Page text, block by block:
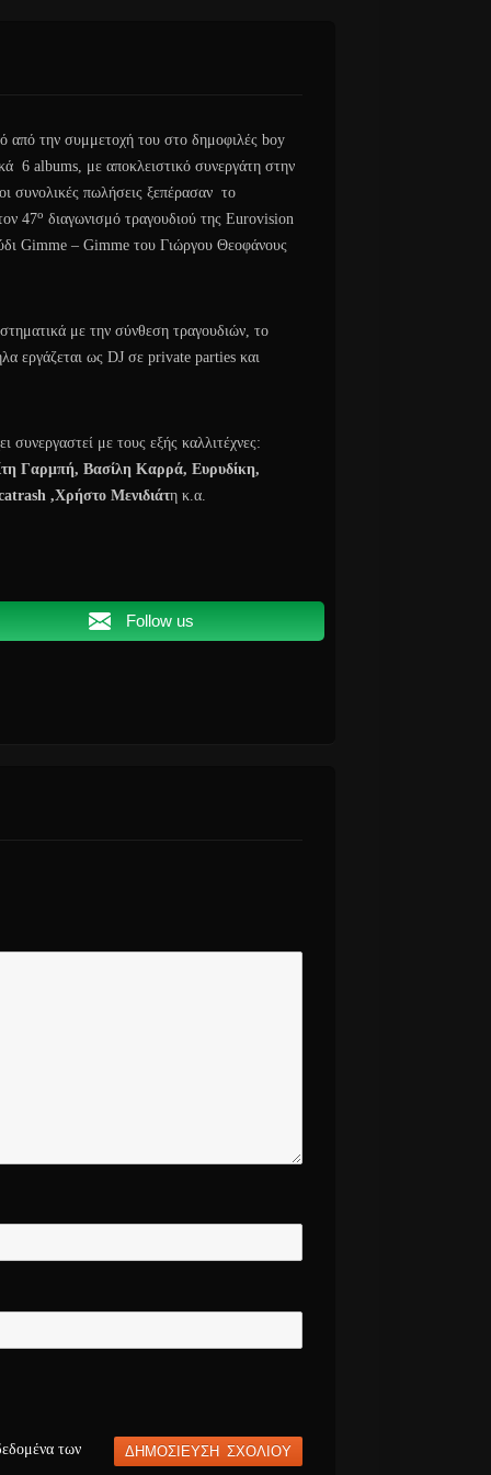
από την συμμετοχή του στο δημοφιλές boy
6 albums, με αποκλειστικό συνεργάτη στην
συνολικές πωλήσεις ξεπέρασαν το
47ο διαγωνισμό τραγουδιού της Eurovision
Gimme – Gimme του Γιώργου Θεοφάνους
με την σύνθεση τραγουδιών, το
εργάζεται ως DJ σε private parties και
με τους εξής καλλιτέχνες:
Γαρμπή, Βασίλη Καρρά, Ευρυδίκη,
,Χρήστο Μενιδιάτη κ.α.
Follow us
των